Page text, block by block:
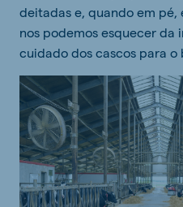
deitadas e, quando em pé,
nos podemos esquecer da
cuidado dos cascos para o